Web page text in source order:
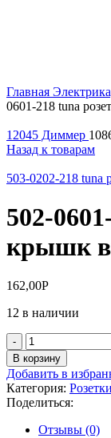
Главная
0601-218 tuna
12045 Диммер
Назад к товарам
503-0202-218 tuna
502-
крышк
162,00Р
12 в наличии
Количество
товара
502-
0601-
218
tuna
розетка
В корзину
Добавить в
Категория: Розетки
Поделиться:
Отзывы (0)